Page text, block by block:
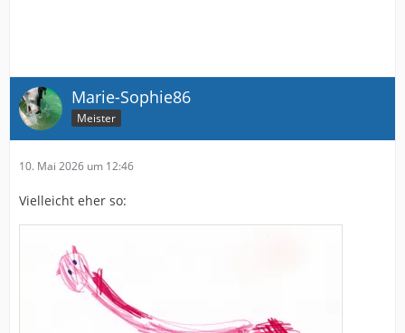
Marie-Sophie86
Meister
10. Mai 2026 um 12:46
Vielleicht eher so: